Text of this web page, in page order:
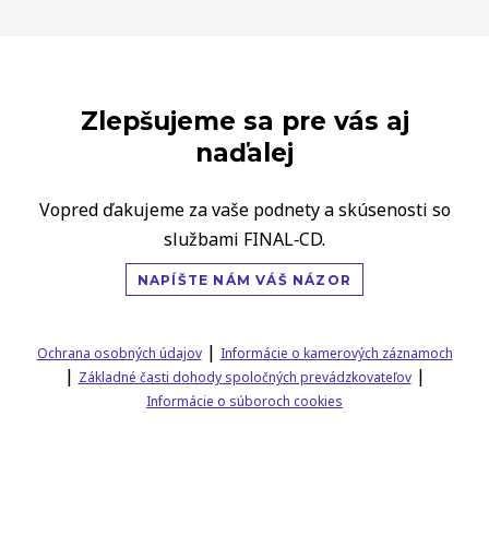
Zlepšujeme sa pre vás aj
naďalej
Vopred ďakujeme za vaše podnety a skúsenosti so
službami FINAL‑CD.
NAPÍŠTE NÁM VÁŠ NÁZOR
Ochrana osobných údajov| Informácie o kamerových záznamoch
| Základné časti dohody spoločných prevádzkovateľov|
Informácie o súboroch cookies